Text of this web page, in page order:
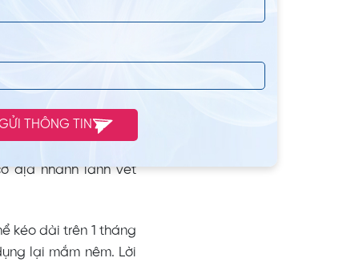
biết xăm môi sau
môi đã dần ổn định
gian hồi phục của
địa nhanh lành vết
kéo dài trên 1 tháng
lại mắm nêm. Lời
THÔNG TIN